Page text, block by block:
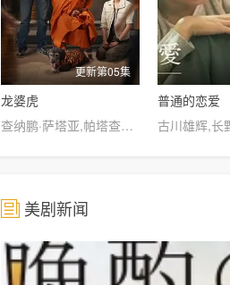
更新第05集
龙婆虎
查纳鹏·萨塔亚,帕塔查雅·平莎莫,维察亚蓬·亚姆萨德,Tide·Ekkapun·Bunluerit,Thanutsaluk·Hudson,Ndol·Knin
普通的恋爱
古川雄辉,长
美剧新闻